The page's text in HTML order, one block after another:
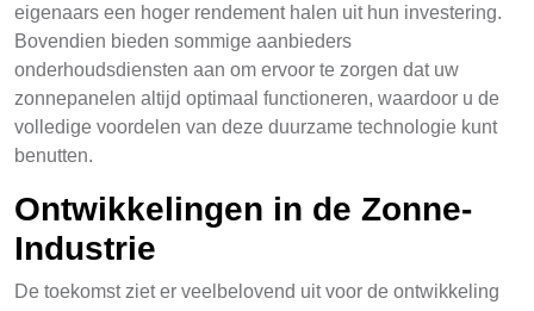
eigenaars een hoger rendement halen uit hun investering.
Bovendien bieden sommige aanbieders
onderhoudsdiensten aan om ervoor te zorgen dat uw
zonnepanelen altijd optimaal functioneren, waardoor u de
volledige voordelen van deze duurzame technologie kunt
benutten.
Ontwikkelingen in de Zonne-
Industrie
De toekomst ziet er veelbelovend uit voor de ontwikkeling